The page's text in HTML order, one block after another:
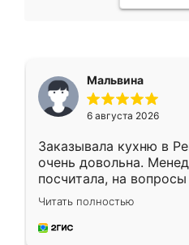
Мальвина
6 августа 2026
Заказывала кухню в
очень довольна.
посчитала, на вопросы
Замерщик приехал в
делу со всей
за день, ребята
Читать полностью